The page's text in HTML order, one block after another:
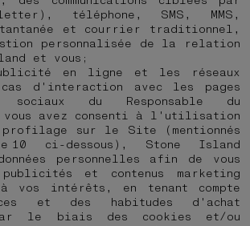
téléphone, SMS, MMS,
et courrier traditionnel,
personnalisée de la relation
et vous;
en ligne et les réseaux
d'interaction avec les pages
sociaux du Responsable du
avez consenti à l'utilisation
profilage sur le Site (mentionnés
10 ci-dessous), Stone Island
personnelles afin de vous
et contenus marketing
à vos intérêts, en tenant compte
et des habitudes d'achat
le biais des cookies et/ou